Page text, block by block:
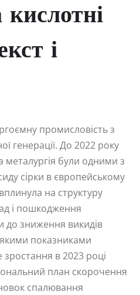
кислотні
і
промисловість з
генерації. До 2022 року
металургія були одними з
сірки в європейському
на структуру
і пошкодження
до зниження викидів
показниками
зростання в 2023 році
план скорочення
спалювання